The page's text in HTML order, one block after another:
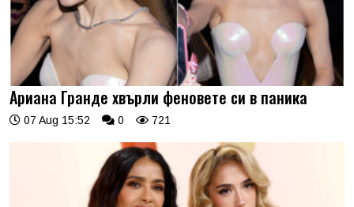
Ариана Гранде хвърли феновете си в паника
07 Aug 15:52 0 721